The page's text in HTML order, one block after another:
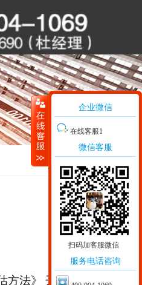
方法》 开展。评
企业微信
在线客服1
微信客服
扫码加客服微信
服务电话咨询